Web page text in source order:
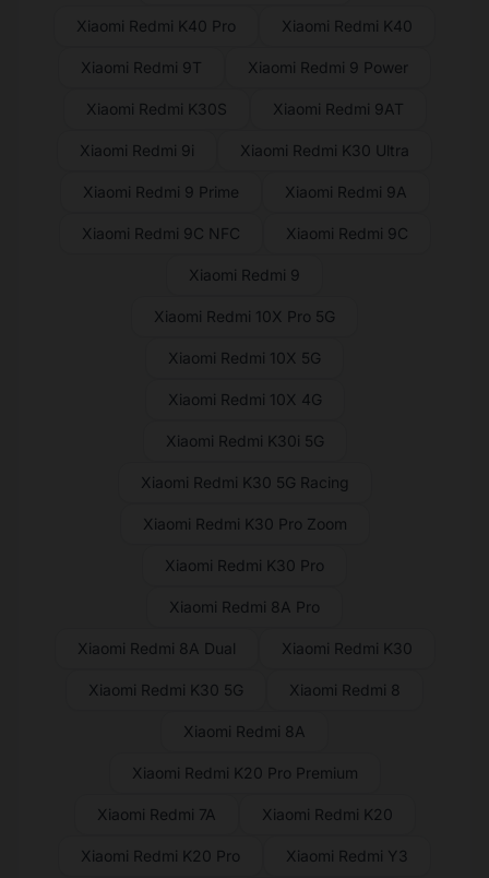
Xiaomi Redmi K40 Pro Xiaomi Redmi K40
Xiaomi Redmi 9T Xiaomi Redmi 9 Power
Xiaomi Redmi K30S Xiaomi Redmi 9AT
Xiaomi Redmi 9i Xiaomi Redmi K30 Ultra
Xiaomi Redmi 9 Prime Xiaomi Redmi 9A
Xiaomi Redmi 9C NFC Xiaomi Redmi 9C
Xiaomi Redmi 9
Xiaomi Redmi 10X Pro 5G
Xiaomi Redmi 10X 5G
Xiaomi Redmi 10X 4G
Xiaomi Redmi K30i 5G
Xiaomi Redmi K30 5G Racing
Xiaomi Redmi K30 Pro Zoom
Xiaomi Redmi K30 Pro
Xiaomi Redmi 8A Pro
Xiaomi Redmi 8A Dual Xiaomi Redmi K30
Xiaomi Redmi K30 5G Xiaomi Redmi 8
Xiaomi Redmi 8A
Xiaomi Redmi K20 Pro Premium
Xiaomi Redmi 7A Xiaomi Redmi K20
Xiaomi Redmi K20 Pro Xiaomi Redmi Y3